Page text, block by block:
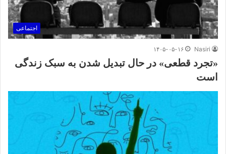
اجتماعی
Nasiri ۱۴۰۵-۰۵-۱۶
«تجرد قطعی» در حال تبدیل شدن به سبک زندگی
است